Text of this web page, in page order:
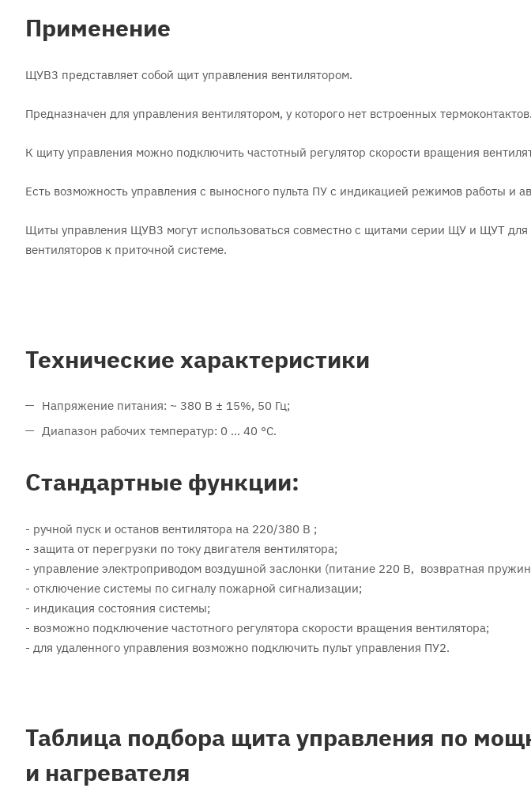
Применение
ЩУВ3 представляет собой щит управления вентилятором.
Предназначен для управления вентилятором, у которого нет встроенных термоконтактов.
К щиту управления можно подключить частотный регулятор скорости вращения
Есть возможность управления с выносного пульта ПУ с индикацией режимов работы и
Щиты управления ЩУВ3 могут использоваться совместно с щитами серии ЩУ и ЩУТ
вентиляторов к приточной системе.
Технические характеристики
Напряжение питания: ~ 380 В ± 15%, 50 Гц;
Диапазон рабочих температур: 0 ... 40 °С.
Стандартные функции:
- ручной пуск и останов вентилятора на 220/380 В ;
- защита от перегрузки по току двигателя вентилятора;
- управление электроприводом воздушной заслонки (питание 220 В, возвратная
- отключение системы по сигналу пожарной сигнализации;
- индикация состояния системы;
- возможно подключение частотного регулятора скорости вращения вентилятора;
- для удаленного управления возможно подключить пульт управления ПУ2.
Таблица подбора щита управления по
и нагревателя